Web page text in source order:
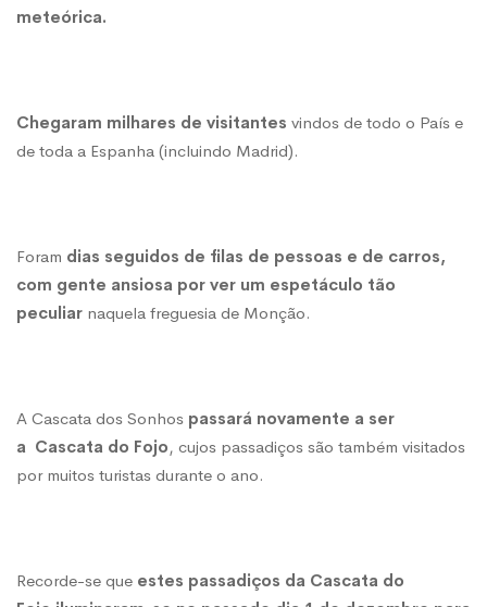
meteórica.
Chegaram milhares de visitantes vindos de todo o País e
de toda a Espanha (incluindo Madrid).
Foram dias seguidos de filas de pessoas e de carros,
com gente ansiosa por ver um espetáculo tão
peculiar naquela freguesia de Monção.
A Cascata dos Sonhos passará novamente a ser
a Cascata do Fojo, cujos passadiços são também visitados
por muitos turistas durante o ano.
Recorde-se que estes passadiços da Cascata do